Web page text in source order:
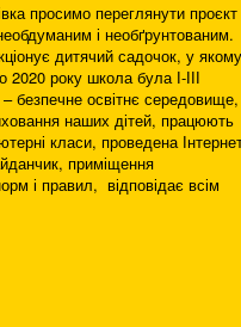
просимо переглянути проєкт
і необґрунтованим.
дитячий садочок, у якому
2020 року школа була І-ІІІ
безпечне освітнє середовище,
наших дітей, працюють
класи, проведена
приміщення
і правил, відповідає всім